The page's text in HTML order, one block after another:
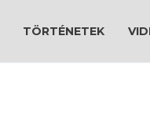
TÖRTÉNETEK